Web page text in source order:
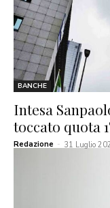
BANCHE
Intesa
toccato quota
Redazione - 31 Luglio